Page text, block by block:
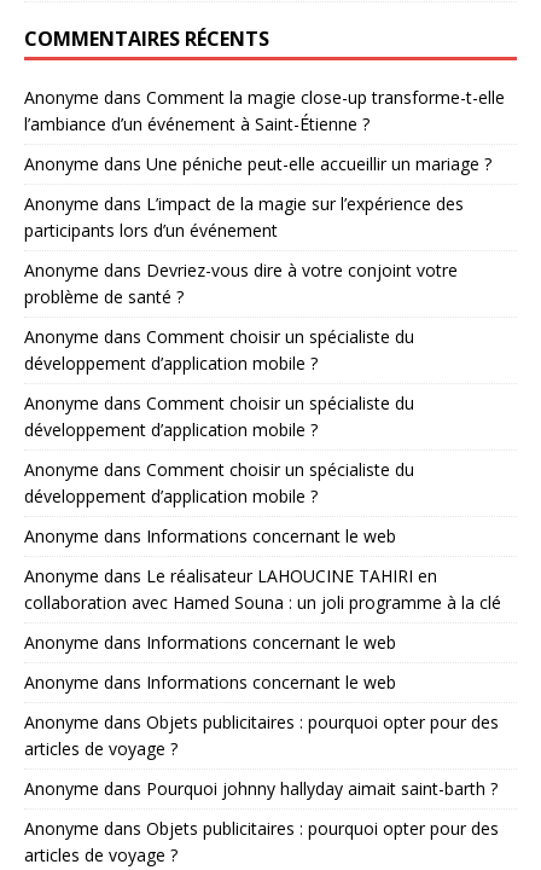
COMMENTAIRES RÉCENTS
Anonyme dans Comment la magie close-up transforme-t-elle
l’ambiance d’un événement à Saint-Étienne ?
Anonyme dans Une péniche peut-elle accueillir un mariage ?
Anonyme dans L’impact de la magie sur l’expérience des
participants lors d’un événement
Anonyme dans Devriez-vous dire à votre conjoint votre
problème de santé ?
Anonyme dans Comment choisir un spécialiste du
développement d’application mobile ?
Anonyme dans Comment choisir un spécialiste du
développement d’application mobile ?
Anonyme dans Comment choisir un spécialiste du
développement d’application mobile ?
Anonyme dans Informations concernant le web
Anonyme dans Le réalisateur LAHOUCINE TAHIRI en
collaboration avec Hamed Souna : un joli programme à la clé
Anonyme dans Informations concernant le web
Anonyme dans Informations concernant le web
Anonyme dans Objets publicitaires : pourquoi opter pour des
articles de voyage ?
Anonyme dans Pourquoi johnny hallyday aimait saint-barth ?
Anonyme dans Objets publicitaires : pourquoi opter pour des
articles de voyage ?